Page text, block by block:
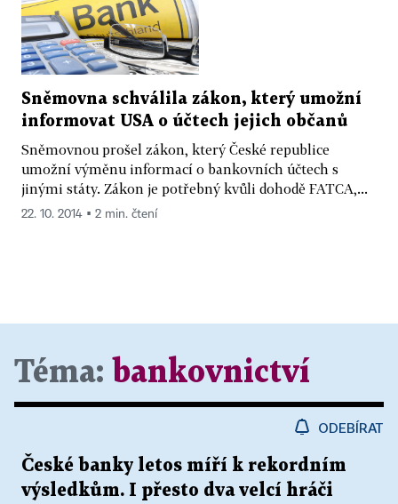
Sněmovna schválila zákon, který umožní
informovat USA o účtech jejich občanů
Sněmovnou prošel zákon, který České republice
umožní výměnu informací o bankovních účtech s
jinými státy. Zákon je potřebný kvůli dohodě FATCA,...
22. 10. 2014 ▪ 2 min. čtení
Téma: bankovnictví
ODEBÍRAT
České banky letos míří k rekordním
výsledkům. I přesto dva velcí hráči